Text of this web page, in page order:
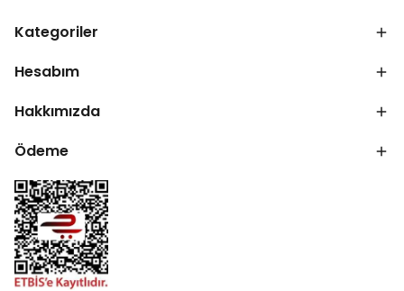
Kategoriler
Hesabım
Hakkımızda
Ödeme